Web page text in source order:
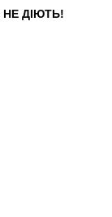
НЕ ДІЮТЬ!